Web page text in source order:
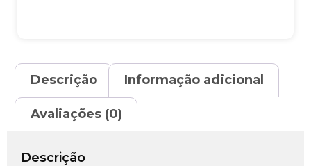
Descrição Informação adicional
Avaliações (0)
Descrição